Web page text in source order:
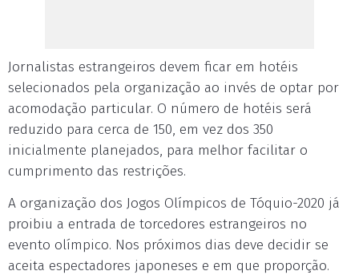
Jornalistas estrangeiros devem ficar em hotéis
selecionados pela organização ao invés de optar por
acomodação particular. O número de hotéis será
reduzido para cerca de 150, em vez dos 350
inicialmente planejados, para melhor facilitar o
cumprimento das restrições.
A organização dos Jogos Olímpicos de Tóquio-2020 já
proibiu a entrada de torcedores estrangeiros no
evento olímpico. Nos próximos dias deve decidir se
aceita espectadores japoneses e em que proporção.